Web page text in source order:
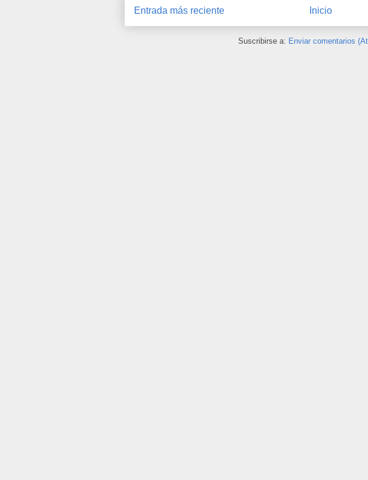
Entrada más reciente Inicio
Suscribirse a: Enviar comentarios